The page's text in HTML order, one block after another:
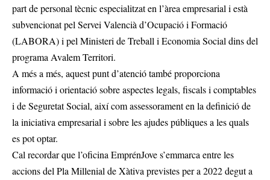
part de personal tècnic especialitzat en l’àrea empresarial i està
subvencionat pel Servei Valencià d’Ocupació i Formació
(LABORA) i pel Ministeri de Treball i Economia Social dins del
programa Avalem Territori.
A més a més, aquest punt d’atenció també proporciona
informació i orientació sobre aspectes legals, fiscals i comptables
i de Seguretat Social, així com assessorament en la definició de
la iniciativa empresarial i sobre les ajudes públiques a les quals
es pot optar.
Cal recordar que l’oficina EmprénJove s’emmarca entre les
accions del Pla Millenial de Xàtiva previstes per a 2022 degut a